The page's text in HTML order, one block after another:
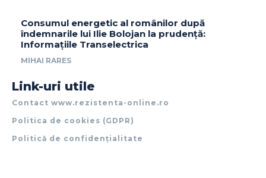
Consumul energetic al românilor după
îndemnarile lui Ilie Bolojan la prudență:
Informațiile Transelectrica
MIHAI RARES
Link-uri utile
Contact www.rezistenta-online.ro
Politica de cookies (GDPR)
Politică de confidențialitate